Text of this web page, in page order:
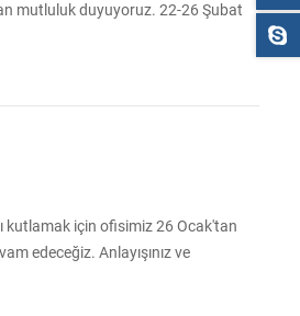
mutluluk duyuyoruz. 22-26 Şubat
için sizi Düsseldorf Fuar
Geleceği İçin İşbirliği
kutlamak için ofisimiz 26 Ocak'tan
edeceğiz. Anlayışınız ve
ve neşeli bir yılı diliyoruz! Bu
ve en kısa sürede size geri